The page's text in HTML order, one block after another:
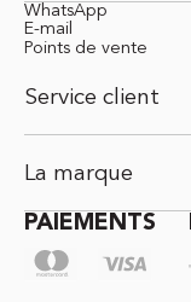
Service client
La marque
WhatsApp
E-mail
Points de vente
PAIEMENTS